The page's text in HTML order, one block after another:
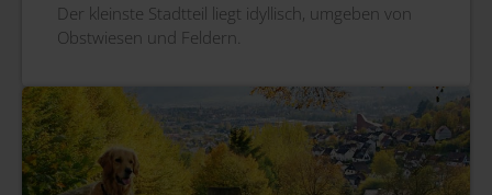
Der kleinste Stadtteil liegt idyllisch, umgeben von
Obstwiesen und Feldern.